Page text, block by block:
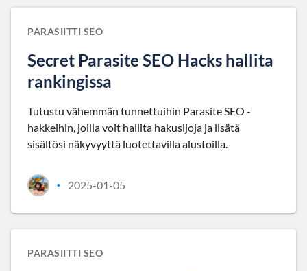
PARASIITTI SEO
Secret Parasite SEO Hacks hallita
rankingissa
Tutustu vähemmän tunnettuihin Parasite SEO -
hakkeihin, joilla voit hallita hakusijoja ja lisätä
sisältösi näkyvyyttä luotettavilla alustoilla.
• 2025-01-05
PARASIITTI SEO